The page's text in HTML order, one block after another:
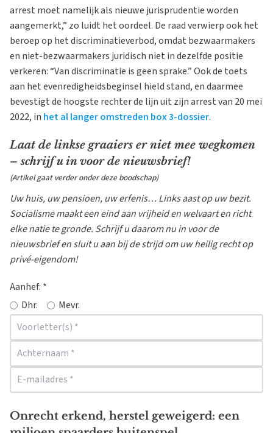
arrest moet namelijk als nieuwe jurisprudentie worden
aangemerkt,” zo luidt het oordeel. De raad verwierp ook het
beroep op het discriminatieverbod, omdat bezwaarmakers
en niet-bezwaarmakers juridisch niet in dezelfde positie
verkeren: “Van discriminatie is geen sprake.” Ook de toets
aan het evenredigheidsbeginsel hield stand, en daarmee
bevestigt de hoogste rechter de lijn uit zijn arrest van 20 mei
2022, in het al langer omstreden box 3-dossier.
Laat de linkse graaiers er niet mee wegkomen
– schrijf u in voor de nieuwsbrief!
(Artikel gaat verder onder deze boodschap)
Uw huis, uw pensioen, uw erfenis… Links aast op uw bezit.
Socialisme maakt een eind aan vrijheid en welvaart en richt
elke natie te gronde. Schrijf u daarom nu in voor de
nieuwsbrief en sluit u aan bij de strijd om uw heilig recht op
privé-eigendom!
Aanhef: *
Dhr.
Mevr.
Onrecht erkend, herstel geweigerd: een